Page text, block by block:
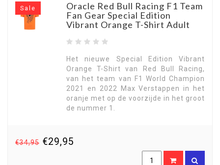
Sale
Oracle Red Bull Racing F1 Team
Fan Gear Special Edition
Vibrant Orange T-Shirt Adult
Het nieuwe Special Edition Vibrant
Orange T-Shirt van Red Bull Racing,
van het team van F1 World Champion
2021 en 2022 Max Verstappen in het
oranje met op de voorzijde in het groot
de nummer 1.
€34,95 €29,95